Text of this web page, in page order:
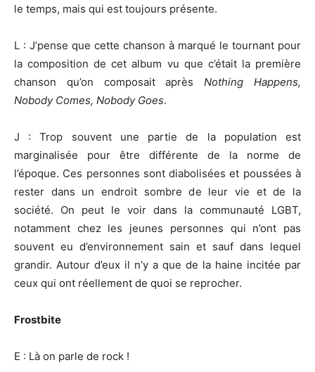
le temps, mais qui est toujours présente.
L : J’pense que cette chanson à marqué le tournant pour
la composition de cet album vu que c’était la première
chanson qu’on composait aprèsNothing Happens,
Nobody Comes, Nobody Goes.
J : Trop souvent une partie de la population est
marginalisée pour être différente de la norme de
l’époque. Ces personnes sont diabolisées et poussées à
rester dans un endroit sombre de leur vie et de la
société. On peut le voir dans la communauté LGBT,
notamment chez les jeunes personnes qui n’ont pas
souvent eu d’environnement sain et sauf dans lequel
grandir. Autour d’eux il n’y a que de la haine incitée par
ceux qui ont réellement de quoi se reprocher.
Frostbite
E : Là on parle de rock !